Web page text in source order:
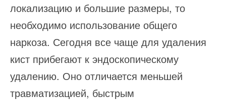
локализацию и большие размеры, то
необходимо использование общего
наркоза. Сегодня все чаще для удаления
кист прибегают к эндоскопическому
удалению. Оно отличается меньшей
травматизацией, быстрым